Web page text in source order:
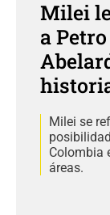
Milei
a
Milei se
Colombia
áreas.